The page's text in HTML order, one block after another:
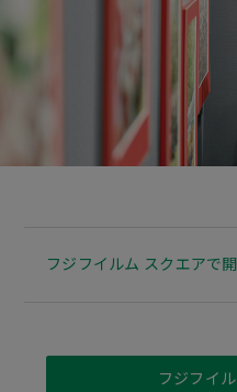
フジフイルム スクエアで
フジフイ